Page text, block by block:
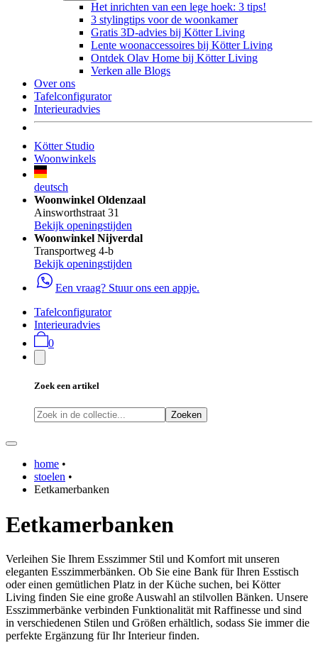
Het inrichten van een lege hoek: 3 tips!
3 stylingtips voor de woonkamer
Gratis 3D-advies bij Kötter Living
Lente woonaccessoires bij Kötter Living
Ontdek Olav Home bij Kötter Living
Verken alle Blogs
Over ons
Tafelconfigurator
Interieuradvies
Kötter Studio
Woonwinkels
deutsch
Woonwinkel Oldenzaal
Ainsworthstraat 31
Bekijk openingstijden
Woonwinkel Nijverdal
Transportweg 4-b
Bekijk openingstijden
Een vraag? Stuur ons een appje.
Tafelconfigurator
Interieuradvies
0
Zoek een artikel
Zoeken
home •
stoelen •
Eetkamerbanken
Eetkamerbanken
Verleihen Sie Ihrem Esszimmer Stil und Komfort mit unseren
eleganten Esszimmerbänken. Ob Sie eine Bank für Ihren Esstisch
oder einen gemütlichen Platz in der Küche suchen, bei Kötter
Living finden Sie eine große Auswahl an stilvollen Bänken. Unsere
Esszimmerbänke verbinden Funktionalität mit Raffinesse und sind
in verschiedenen Stilen und Größen erhältlich, sodass Sie immer die
perfekte Ergänzung für Ihr Interieur finden.